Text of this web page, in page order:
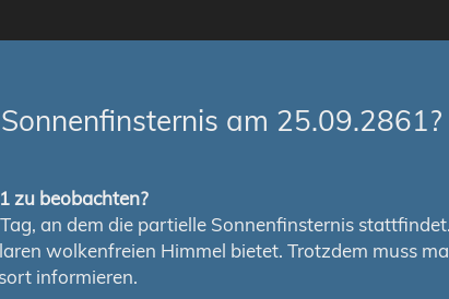
am 25.09.2861?
zu beobachten?
an dem die partielle Sonnenfinsternis
wolkenfreien Himmel bietet. Trotzdem muss
informieren.